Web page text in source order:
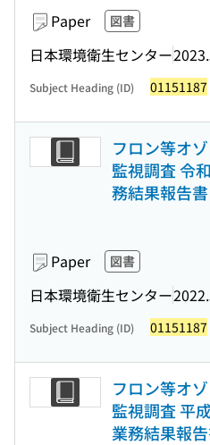
Paper 図書
日本環境衛生センター
Subject Heading (ID) 01151187
フロン等オ
監視調査 令
務結果報告
Paper 図書
日本環境衛生センター
Subject Heading (ID) 01151187
フロン等オ
監視調査 平
業務結果報